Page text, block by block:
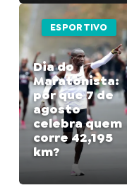
ESPORTIVO
Dia do
Maratonista:
por que 7 de
agosto
celebra quem
corre 42,195
km?